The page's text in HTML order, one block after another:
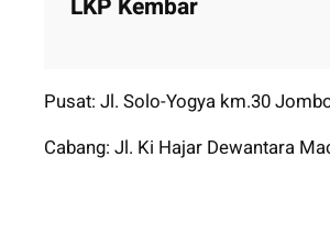
LKP Kembar
Pusat: Jl. Solo-Yogya km.30
Cabang: Jl. Ki Hajar Dewantara